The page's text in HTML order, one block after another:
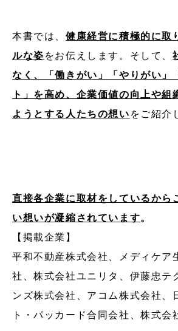
本書では、 健康経営に積極的に取
ルな姿 をお伝えします。そして、
なく、「働きがい」「やりがい」
ト」を高め、企業価値の向上や組
ようとする人たちの想い をご紹介
直接各企業に取材をしているから
い想いが凝縮されています。
【掲載企業】
平和不動産株式会社、メディケア
社、株式会社ユニリタ、伊藤忠テ
ンズ株式会社、アコム株式会社、
ト・パッカード合同会社、株式会